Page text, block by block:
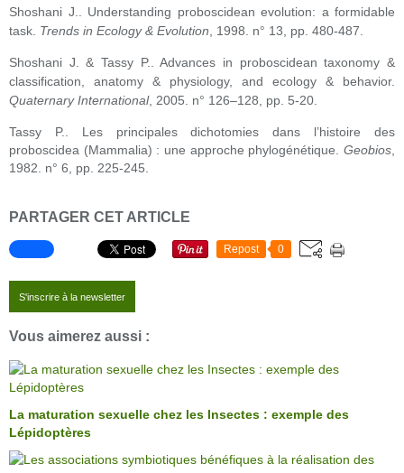
Shoshani J.. Understanding proboscidean evolution: a formidable
task. Trends in Ecology & Evolution , 1998. n° 13, pp. 480-487.
Shoshani J. & Tassy P.. Advances in proboscidean taxonomy &
classification, anatomy & physiology, and ecology & behavior.
Quaternary International, 2005. n° 126–128, pp. 5-20.
Tassy P.. Les principales dichotomies dans l’histoire des
proboscidea (Mammalia) : une approche phylogénétique. Geobios
1982. n° 6, pp. 225-245.
PARTAGER CET ARTICLE
Repost 0
S'inscrire à la newsletter
Vous aimerez aussi :
La maturation sexuelle chez les Insectes : exemple des
Lépidoptères